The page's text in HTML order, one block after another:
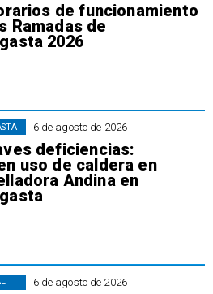
de funcionamiento
Ramadas de
2026
6 de agosto de 2026
deficiencias:
uso de caldera en
Andina en
6 de agosto de 2026